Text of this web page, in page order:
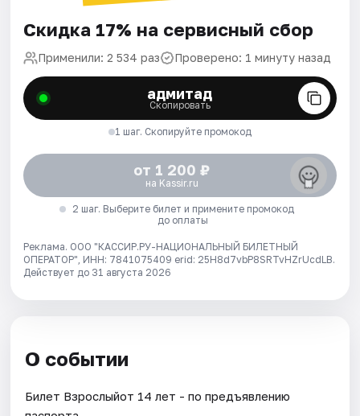
Скидка 17% на сервисный сбор
Применили: 2 534 раз Проверено: 1 минуту назад
адмитад
Скопировать
1 шаг. Скопируйте промокод
от 1 200 ₽
на Kassir.ru
2 шаг. Выберите билет и примените промокод
до оплаты
Реклама. ООО "КАССИР.РУ-НАЦИОНАЛЬНЫЙ БИЛЕТНЫЙ
ОПЕРАТОР", ИНН: 7841075409 erid: 25H8d7vbP8SRTvHZrUcdLB.
Действует до 31 августа 2026
О событии
Билет Взрослыйот 14 лет - по предъявлению